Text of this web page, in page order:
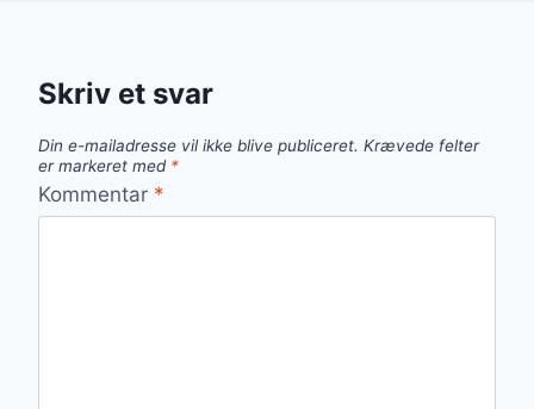
Skriv et svar
Din e-mailadresse vil ikke blive publiceret. Krævede felter
er markeret med *
Kommentar *